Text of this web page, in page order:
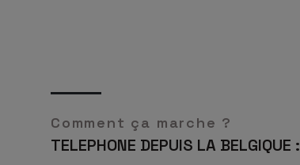
Comment ça marche ?
TELEPHONE DEPUIS LA BELGIQUE :